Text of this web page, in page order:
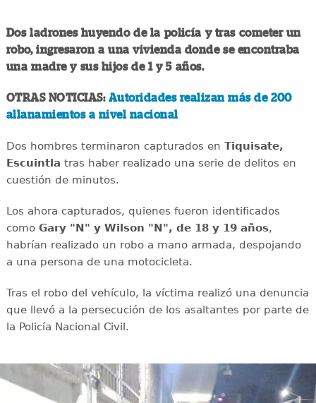
Dos ladrones huyendo de la policía y tras cometer un
robo, ingresaron a una vivienda donde se encontraba
una madre y sus hijos de 1 y 5 años.
OTRAS NOTICIAS: Autoridades realizan más de 200
allanamientos a nivel nacional
Dos hombres terminaron capturados en Tiquisate,
Escuintla tras haber realizado una serie de delitos en
cuestión de minutos.
Los ahora capturados, quienes fueron identificados
comoGary "N" y Wilson "N", de 18 y 19 años,
habrían realizado un robo a mano armada, despojando
a una persona de una motocicleta.
Tras el robo del vehículo, la víctima realizó una denuncia
que llevó a la persecución de los asaltantes por parte de
la Policía Nacional Civil.